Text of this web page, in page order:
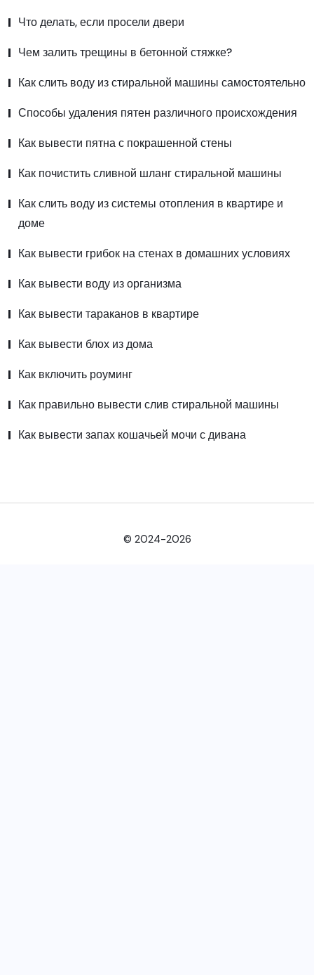
Что делать, если просели двери
Чем залить трещины в бетонной стяжке?
Как слить воду из стиральной машины самостоятельно
Способы удаления пятен различного происхождения
Как вывести пятна с покрашенной стены
Как почистить сливной шланг стиральной машины
Как слить воду из системы отопления в квартире и
доме
Как вывести грибок на стенах в домашних условиях
Как вывести воду из организма
Как вывести тараканов в квартире
Как вывести блох из дома
Как включить роуминг
Как правильно вывести слив стиральной машины
Как вывести запах кошачьей мочи с дивана
© 2024-2026